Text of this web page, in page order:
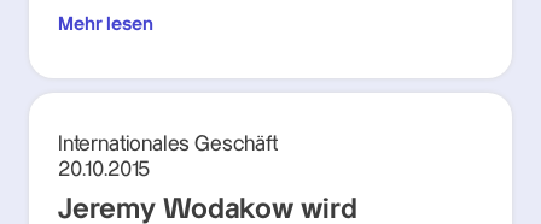
Mehr lesen
Internationales Geschäft
20.10.2015
Jeremy Wodakow wird